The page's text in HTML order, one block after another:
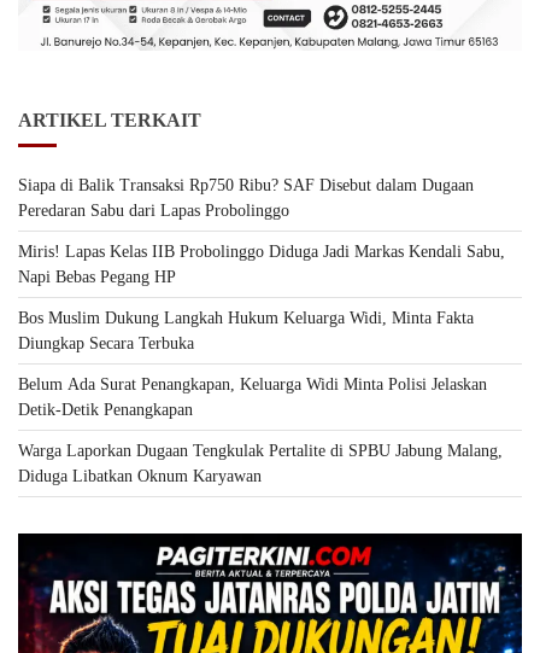
ARTIKEL TERKAIT
Siapa di Balik Transaksi Rp750 Ribu? SAF Disebut dalam Dugaan
Peredaran Sabu dari Lapas Probolinggo
Miris! Lapas Kelas IIB Probolinggo Diduga Jadi Markas Kendali Sabu,
Napi Bebas Pegang HP
Bos Muslim Dukung Langkah Hukum Keluarga Widi, Minta Fakta
Diungkap Secara Terbuka
Belum Ada Surat Penangkapan, Keluarga Widi Minta Polisi Jelaskan
Detik-Detik Penangkapan
Warga Laporkan Dugaan Tengkulak Pertalite di SPBU Jabung Malang,
Diduga Libatkan Oknum Karyawan